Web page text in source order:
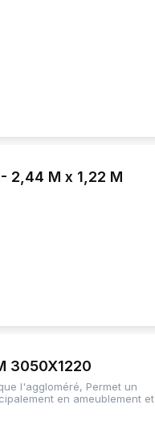
- 2,44 M x 1,22 M
3050X1220
l'aggloméré, Permet un
en ameublement et